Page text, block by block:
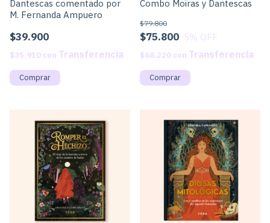
Dantescas comentado por
M. Fernanda Ampuero
$39.900
$35.910 con
Combo Moiras y Dantescas
$75.800
$79.800
5% OFF
$68.220 con